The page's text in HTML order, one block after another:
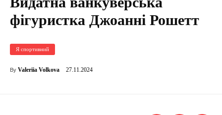
фігуристка Джоанні Рошетт
Я спортивний
By Valeriia Volkova 27.11.2024